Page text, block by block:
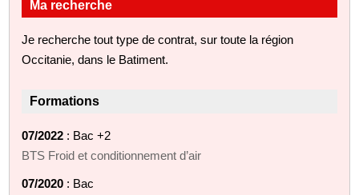
Ma recherche
Je recherche tout type de contrat, sur toute la région
Occitanie, dans le Batiment.
Formations
07/2022 : Bac +2
BTS Froid et conditionnement d’air
07/2020 : Bac